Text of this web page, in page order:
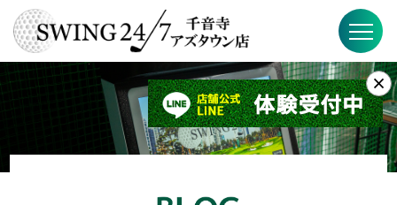
お知らせ
SWING24/7とは？
×